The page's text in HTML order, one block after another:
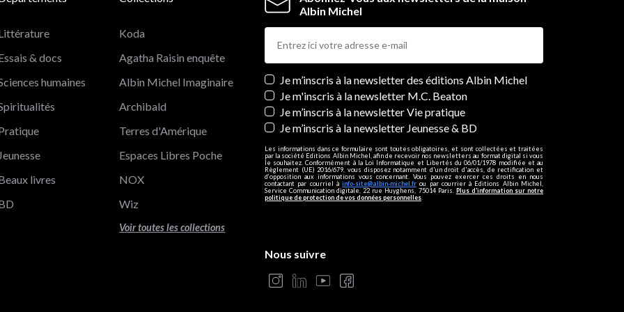
Albin Michel
Newsletters
Je m’inscris à la newsletter des éditions Albin Michel
Je m'inscris à la newsletter M.C. Beaton
Je m’inscris à la newsletter Vie pratique
Je m’inscris à la newsletter Jeunesse & BD
Les informations dans ce formulaire sont toutes obligatoires, et sont collectées et traitées
par la société Editions Albin Michel, afin de recevoir nos newsletters au format digital si vous
le souhaitez. Conformément à la Loi Informatique et Libertés du 06/01/1978 modifiée et au
Règlement (UE) 2016/679, vous disposez notamment d'un droit d'accès, de rectification et
d’opposition aux informations vous concernant. Vous pouvez exercer ces droits en nous
contactant par courriel àinfo-site@albin-michel.fr ou par courrier à Editions Albin Michel,
Service Communication digitale, 22 rue Huyghens, 75014 Paris. Plus d’information sur notre
politique de protection de vos données personnelles
& docs
humaines
Jeunesse
livres
Koda
Agatha Raisin enquête
Albin Michel Imaginaire
Archibald
Terres d'Amérique
Espaces Libres Poche
NOX
Wiz
Voir toutes les collections
Nous suivre